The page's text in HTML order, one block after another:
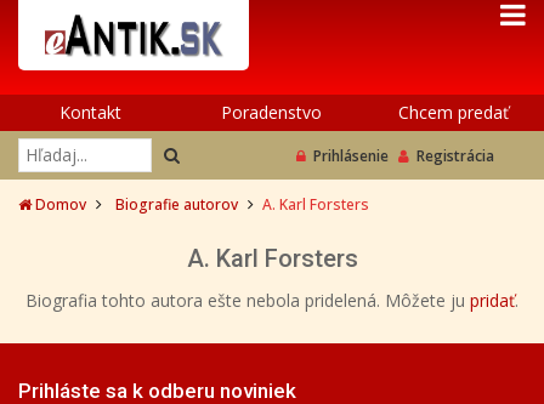
Kontakt Poradenstvo Chcem predať
Prihlásenie Registrácia
Domov Biografie autorov A. Karl Forsters
A. Karl Forsters
Biografia tohto autora ešte nebola pridelená. Môžete ju pridať.
Prihláste sa k odberu noviniek